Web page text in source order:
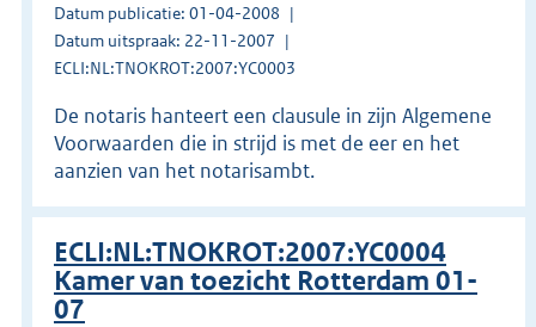
Datum publicatie: 01-04-2008
Datum uitspraak: 22-11-2007
ECLI:NL:TNOKROT:2007:YC0003
De notaris hanteert een clausule in zijn Algemene
Voorwaarden die in strijd is met de eer en het
aanzien van het notarisambt.
ECLI:NL:TNOKROT:2007:YC0004
Kamer van toezicht Rotterdam 01-
07